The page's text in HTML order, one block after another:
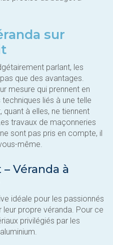
sur
parlant, les
que des avantages.
mesure qui prennent en
liés à une telle
quant à elles, ne tiennent
travaux de maçonneries
sont pas pris en compte, il
même.
Véranda à
idéale pour les passionnés
propre véranda. Pour ce
privilégiés par les